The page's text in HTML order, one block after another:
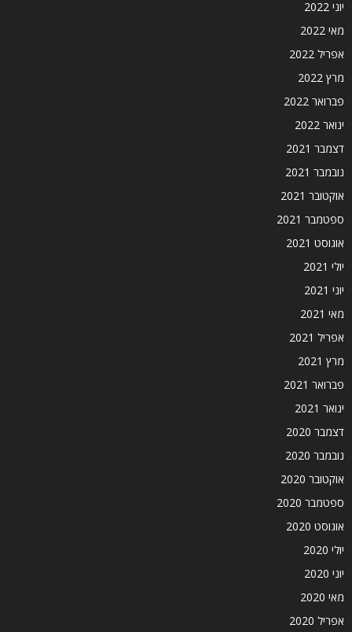
יוני 2022
מאי 2022
אפריל 2022
מרץ 2022
פברואר 2022
ינואר 2022
דצמבר 2021
נובמבר 2021
אוקטובר 2021
ספטמבר 2021
אוגוסט 2021
יולי 2021
יוני 2021
מאי 2021
אפריל 2021
מרץ 2021
פברואר 2021
ינואר 2021
דצמבר 2020
נובמבר 2020
אוקטובר 2020
ספטמבר 2020
אוגוסט 2020
יולי 2020
יוני 2020
מאי 2020
אפריל 2020